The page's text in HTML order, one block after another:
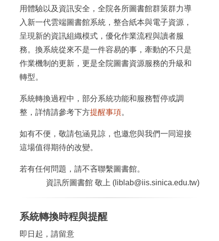
用體驗以及資訊安全，全院各所圖書館群策群力導
入新一代雲端圖書館系統，整合紙本與電子資源，
呈現新的資訊組織模式，優化作業流程與讀者服
務。換系統從來不是一件容易的事，牽動的不只是
作業機制的更新，更是全院圖書資源服務的升級和
轉型。
系統轉換過程中，部分系統功能和服務暫停或調
整，詳情請參考下方提醒事項。
如有不便，敬請包涵見諒，也邀您與我們一同迎接
這場值得期待的改變。
若有任何問題，請不吝聯繫圖書館。
資訊所圖書館 敬上 (liblab@iis.sinica.edu.tw)
系統轉換時程與提醒
即日起，請留意